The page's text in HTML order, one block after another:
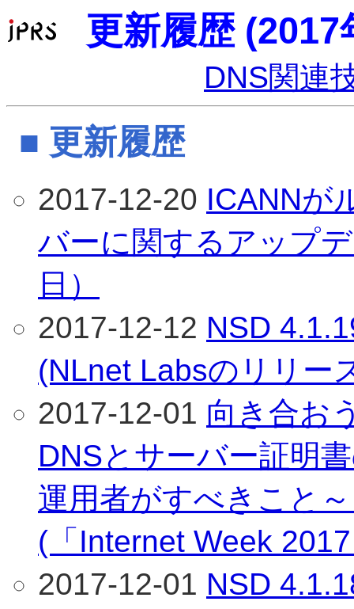
更新履歴 (2017
DNS関連
■ 更新履歴
2017-12-20 ICANNが
バーに関するアップ
日）
2017-12-12 NSD
(NLnet Labsのリリー
2017-12-01 向き合お
DNSとサーバー証明
運用者がすべきこと
(「Internet Week
2017-12-01 NSD